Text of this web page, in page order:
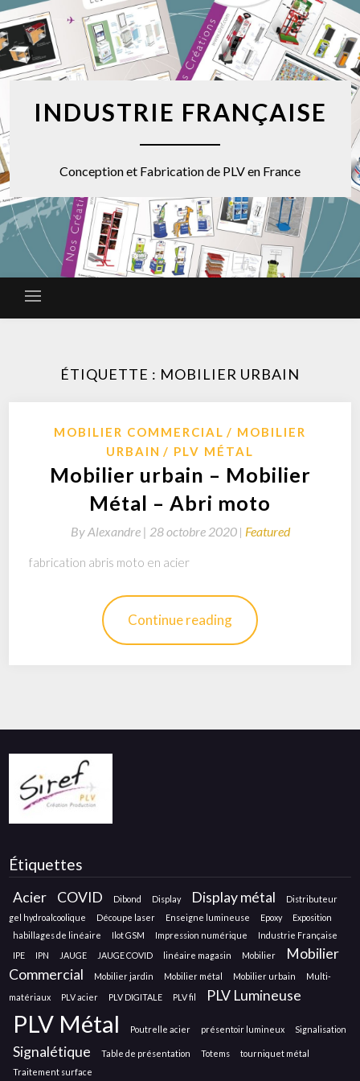
INDUSTRIE FRANÇAISE
Conception et Fabrication de PLV en France
ÉTIQUETTE : MOBILIER URBAIN
MOBILIER COMMERCIAL
MOBILIER
URBAIN
PLV MÉTAL
Mobilier urbain – Mobilier
Métal – Abri moto
ByAlexandre | 28 octobre 2020 Featured
fabrication abris moto en acier
Continue reading
Étiquettes
Acier COVID Dibond Display Display métal
Distributeur
gel hydroalcoolique
Découpe laser Enseigne lumineuse Epoxy
Exposition
habillages de linéaire
Ilot GSM Impression numérique
Industrie Française
IPE
IPN JAUGE JAUGE COVID linéaire magasin Mobilier
Mobilier
Commercial
Mobilier jardin Mobilier métal Mobilier urbain
Multi-
matériaux
PLV acier PLV DIGITALE PLV fil PLV Lumineuse
PLV Métal Poutrelle acier présentoir lumineux Signalisation
Signalétique Table de présentation Totems
tourniquet métal
Traitement surface